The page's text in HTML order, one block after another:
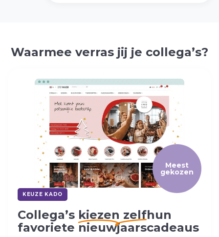
Waarmee verras jij je collega’s?
Meest
gekozen
KEUZE KADO
Collega’s kiezen zelfhun
favoriete nieuwjaarscadeaus